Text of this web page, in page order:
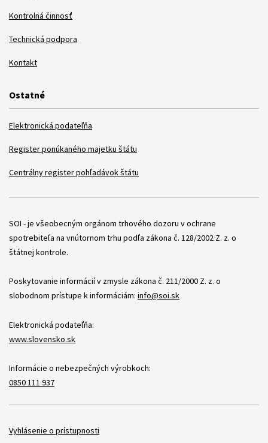
Kontrolná činnosť
Technická podpora
Kontakt
Ostatné
Elektronická podateľňa
Register ponúkaného majetku štátu
Centrálny register pohľadávok štátu
Položky
SOI - je všeobecným orgánom trhového dozoru v ochrane
spotrebiteľa na vnútornom trhu podľa zákona č. 128/2002 Z. z. o
štátnej kontrole.
Poskytovanie informácií v zmysle zákona č. 211/2000 Z. z. o
slobodnom prístupe k informáciám: info@soi.sk
Elektronická podateľňa:
www.slovensko.sk
Informácie o nebezpečných výrobkoch:
0850 111 937
Položky
Vyhlásenie o prístupnosti